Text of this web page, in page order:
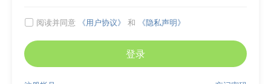
 阅读并同意 《用户协议》 和 《隐私声明》
登录